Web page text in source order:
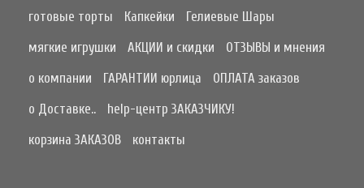
готовые торты
Капкейки
Гелиевые Шары
мягкие игрушки
АКЦИИ и скидки
ОТЗЫВЫ и мнения
о компании
ГАРАНТИИ юрлица
ОПЛАТА заказов
о Доставке..
help-центр ЗАКАЗЧИКУ!
корзина ЗАКАЗОВ
контакты